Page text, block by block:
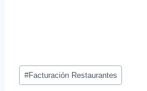
Etiquetas
de
#Facturación Restaurantes